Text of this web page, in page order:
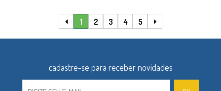
1 2 3 4 5